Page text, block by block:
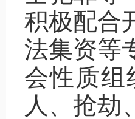
积极配合
法集资等
会性质组
人、抢劫